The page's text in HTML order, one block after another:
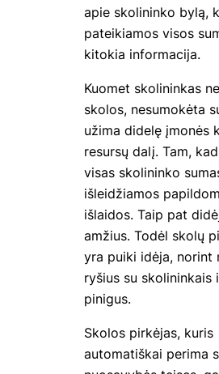
apie skolininko bylą,
pateikiamos visos
kitokia informacija.
Kuomet skolininkas
skolos, nesumokėta
užima didelę įmonės
resursų dalį. Tam,
visas skolininko
išleidžiamos
išlaidos. Taip pat
amžius. Todėl skolų
yra puiki idėja, norint
ryšius su skolininkais
pinigus.
Skolos pirkėjas, kuris
automatiškai perima